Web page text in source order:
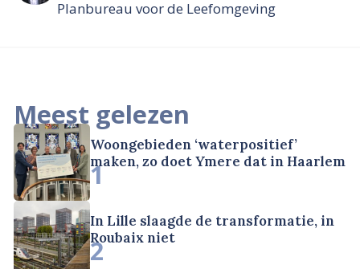
Planbureau voor de Leefomgeving
Meest gelezen
Woongebieden ‘waterpositief’
maken, zo doet Ymere dat in Haarlem
1
In Lille slaagde de transformatie, in
Roubaix niet
2